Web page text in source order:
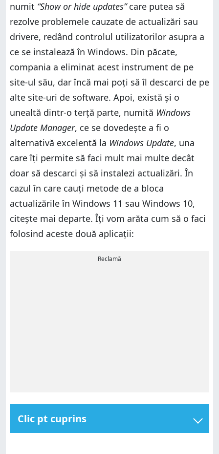
numit “Show or hide updates”care putea să
rezolve problemele cauzate de actualizări sau
drivere, redând controlul utilizatorilor asupra a
ce se instalează în Windows. Din păcate,
compania a eliminat acest instrument de pe
site-ul său, dar încă mai poți să îl descarci de pe
alte site-uri de software. Apoi, există și o
unealtă dintr-o terță parte, numită Windows
Update Manager, ce se dovedește a fi o
alternativă excelentă la Windows Update, una
care îți permite să faci mult mai multe decât
doar să descarci și să instalezi actualizări. În
cazul în care cauți metode de a bloca
actualizările în Windows 11 sau Windows 10,
citește mai departe. Îți vom arăta cum să o faci
folosind aceste două aplicații:
Reclamă
Clic pt cuprins